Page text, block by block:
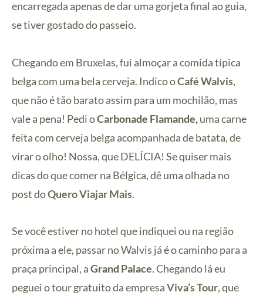
encarregada apenas de dar uma gorjeta final ao guia,
se tiver gostado do passeio.
Chegando em Bruxelas, fui almoçar a comida típica
belga com uma bela cerveja. Indico oCafé Walvis,
que não é tão barato assim para um mochilão, mas
vale a pena! Pedi oCarbonade Flamande,uma carne
feita com cerveja belga acompanhada de batata, de
virar o olho! Nossa, que DELÍCIA! Se quiser mais
dicas do que comer na Bélgica, dê uma olhada no
post doQuero Viajar Mais.
Se você estiver no hotel que indiquei ou na região
próxima a ele, passar no Walvis já é o caminho para a
praça principal, aGrand Palace. Chegando lá eu
peguei o tour gratuito da empresaViva’s Tour, que